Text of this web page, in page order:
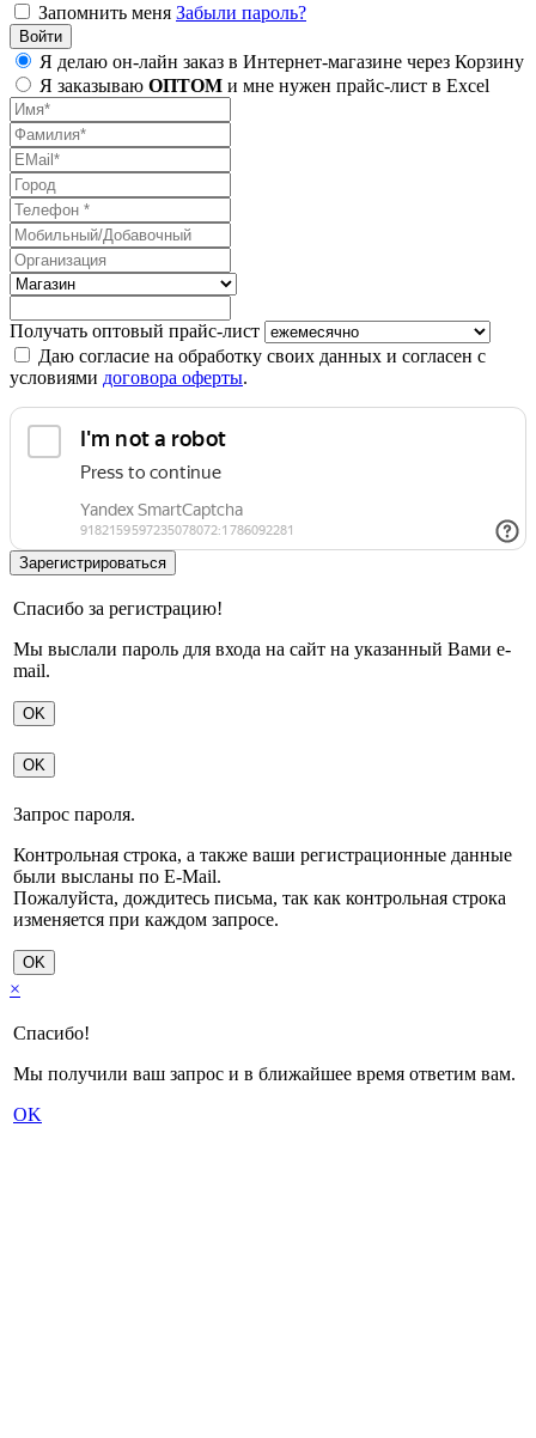
Запомнить меня Забыли пароль?
Я делаю он-лайн заказ в Интернет-магазине через Корзину
Я заказываю ОПТОМ и мне нужен прайс-лист в Excel
Получать оптовый прайс-лист
Даю согласие на обработку своих данных и согласен с
условиями договора оферты.
Спасибо за регистрацию!
Мы выслали пароль для входа на сайт на указанный Вами e-
mail.
OK
OK
Запрос пароля.
Контрольная строка, а также ваши регистрационные данные
были высланы по E-Mail.
Пожалуйста, дождитесь письма, так как контрольная строка
изменяется при каждом запросе.
OK
×
Спасибо!
Мы получили ваш запрос и в ближайшее время ответим вам.
OK